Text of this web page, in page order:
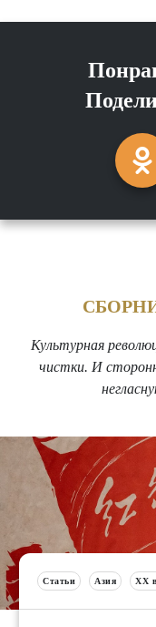
Культурная
чистки. И
Статьи Азия XX